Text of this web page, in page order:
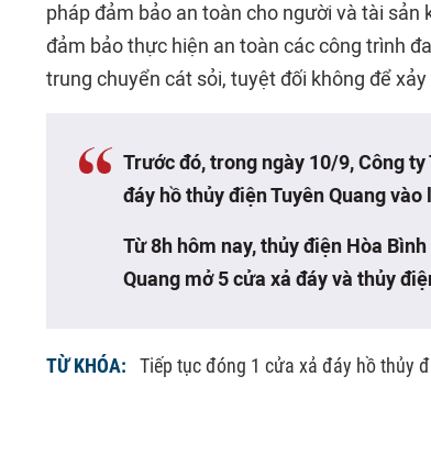
pháp đảm bảo an toàn cho người và tài sản
đảm bảo thực hiện an toàn các công trình
trung chuyển cát sỏi, tuyệt đối không để
Trước đó, trong ngày 10/9, Công ty
đáy hồ thủy điện Tuyên Quang vào
Từ 8h hôm nay, thủy điện Hòa
Quang mở 5 cửa xả đáy và thủy
TỪ KHÓA: Tiếp tục đóng 1 cửa xả đáy hồ thủy